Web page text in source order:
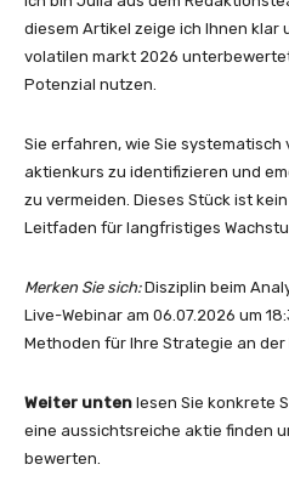
diesem Artikel zeige ich Ihnen klar
volatilen markt 2026
Potenzial nutzen.
Sie erfahren, wie Sie
aktienkurs zu identifizieren und
zu vermeiden. Dieses Stück ist
Leitfaden für langfristiges
Merken Sie sich:Disziplin beim
Live-Webinar am 06.07.2026 um
Methoden für Ihre Strategie an der
Weiter unten lesen Sie konkrete
eine aussichtsreiche aktie finden
bewerten.